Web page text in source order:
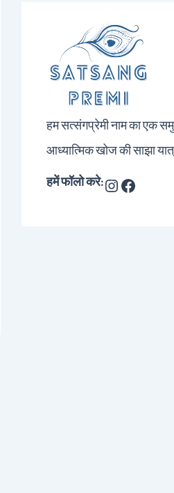
हम सत्संगप्रेमी नाम का एक
आध्यात्मिक खोज की साझा
हमें फॉलो करे: